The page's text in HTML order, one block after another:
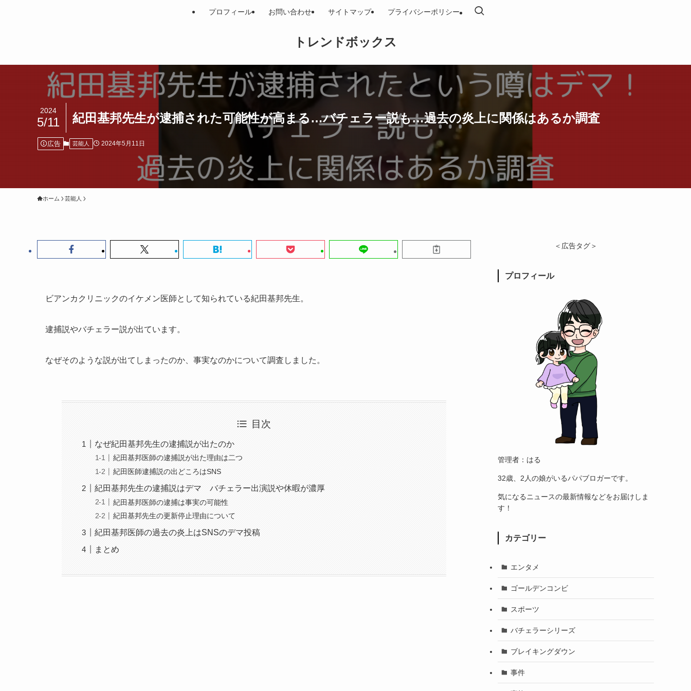
トレンドボックス
プロフィール お問い合わせ サイトマップ プライバシーポリシー
紀田基邦先生が逮捕された可能性が高まる…バチェラー説も…過去の炎上に関係はあるか調査
2024
5/11
広告 芸能人 2024年5月11日
ホーム 芸能人
ビアンカクリニックのイケメン医師として知られている紀田基邦先生。
逮捕説やバチェラー説が出ています。
なぜそのような説が出てしまったのか、事実なのかについて調査しました。
目次
なぜ紀田基邦先生の逮捕説が出たのか
紀田基邦医師の逮捕説が出た理由は二つ
紀田医師逮捕説の出どころはSNS
紀田基邦先生の逮捕説はデマ バチェラー出演説や休暇が濃厚
紀田基邦医師の逮捕は事実の可能性
紀田基邦先生の更新停止理由について
紀田基邦医師の過去の炎上はSNSのデマ投稿
まとめ
＜広告タグ＞
プロフィール
管理者：はる
32歳、2人の娘がいるパパブロガーです。
気になるニュースの最新情報などをお届けしま
す！
カテゴリー
エンタメ
ゴールデンコンビ
スポーツ
バチェラーシリーズ
ブレイキングダウン
事件